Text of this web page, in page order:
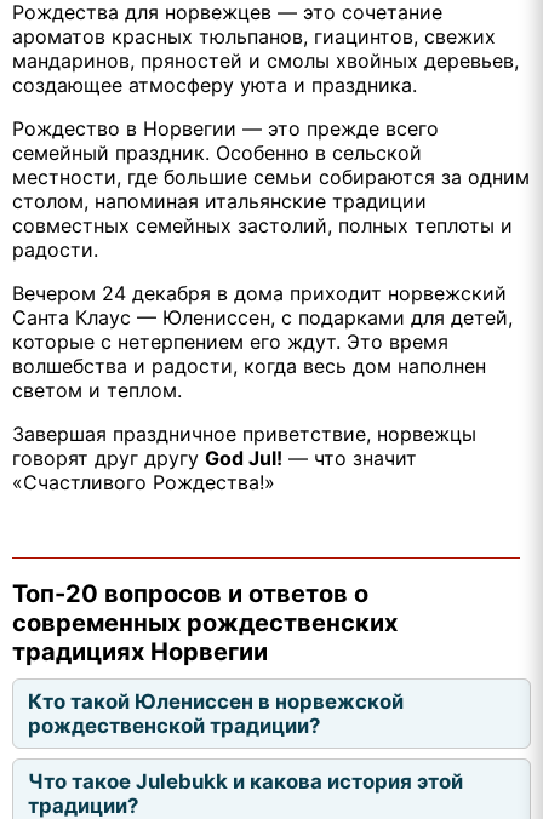
Рождества для норвежцев — это сочетание
ароматов красных тюльпанов, гиацинтов, свежих
мандаринов, пряностей и смолы хвойных деревьев,
создающее атмосферу уюта и праздника.
Рождество в Норвегии — это прежде всего
семейный праздник. Особенно в сельской
местности, где большие семьи собираются за одним
столом, напоминая итальянские традиции
совместных семейных застолий, полных теплоты и
радости.
Вечером 24 декабря в дома приходит норвежский
Санта Клаус — Юлениссен, с подарками для детей,
которые с нетерпением его ждут. Это время
волшебства и радости, когда весь дом наполнен
светом и теплом.
Завершая праздничное приветствие, норвежцы
говорят друг другу God Jul! — что значит
«Счастливого Рождества!»
Топ-20 вопросов и ответов о
современных рождественских
традициях Норвегии
Кто такой Юлениссен в норвежской
рождественской традиции?
Что такое Julebukk и какова история этой
традиции?